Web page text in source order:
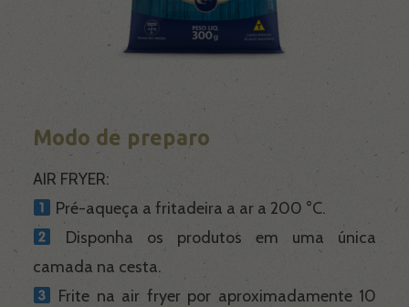
Modo de preparo
AIR FRYER:
Pré-aqueça a fritadeira a ar a 200 °C.
Disponha os produtos em uma única
camada na cesta.
Frite na air fryer por aproximadamente 10